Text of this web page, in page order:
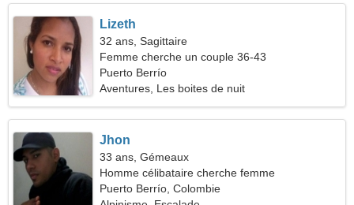
Lizeth
32 ans, Sagittaire
Femme cherche un couple 36-43
Puerto Berrío
Aventures, Les boites de nuit
Jhon
33 ans, Gémeaux
Homme célibataire cherche femme
Puerto Berrío, Colombie